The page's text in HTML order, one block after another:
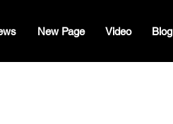
New Page Video Blog